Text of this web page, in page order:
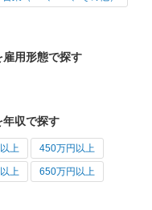
用形態で探す
年収で探す
上 450万円以上
上 650万円以上